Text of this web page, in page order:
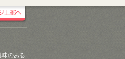
味のある